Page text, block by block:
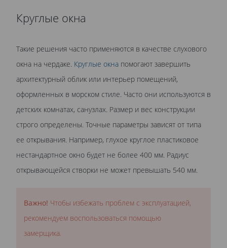
Круглые окна
Такие решения часто применяются в качестве слухового
окна на чердаке. Круглые окна помогают завершить
архитектурный облик или интерьер помещений,
оформленных в морском стиле. Часто они используются в
детских комнатах, санузлах. Размер и вес конструкции
строго определены. Точные параметры зависят от типа
ее открывания. Например, глухое круглое пластиковое
нестандартное окно будет не более 400 мм. Радиус
открывающейся створки не может превышать 540 мм.
Важно! Чтобы избежать проблем с эксплуатацией,
рекомендуем воспользоваться помощью
замерщика.